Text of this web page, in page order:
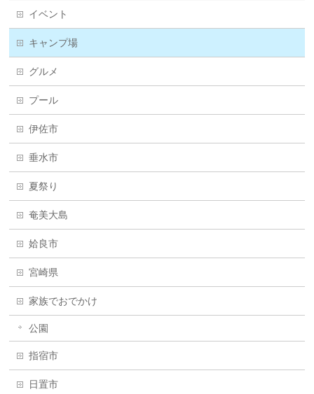
イベント
キャンプ場
グルメ
プール
伊佐市
垂水市
夏祭り
奄美大島
姶良市
宮崎県
家族でおでかけ
公園
指宿市
日置市